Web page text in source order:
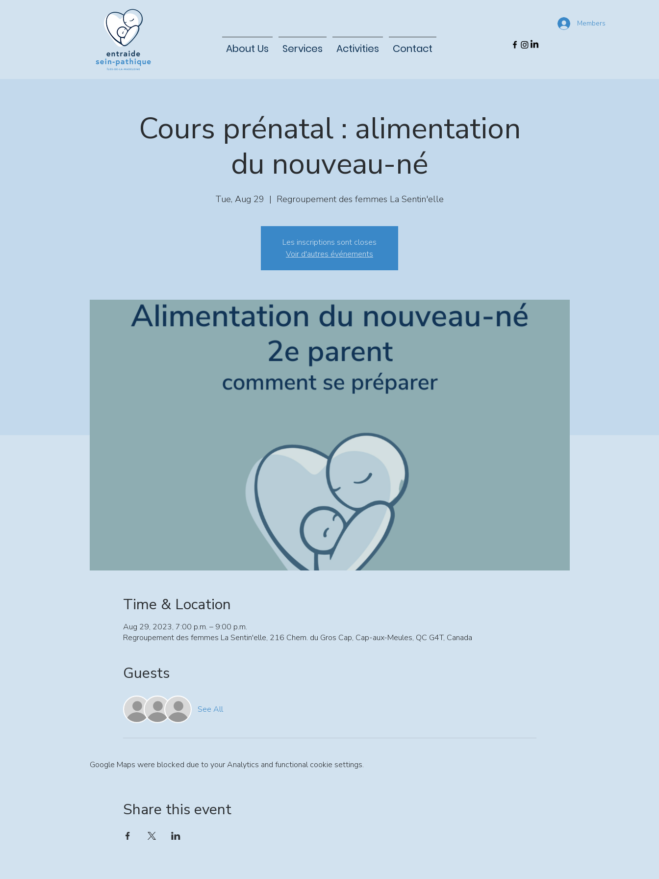
About Us Services Activities Contact
Members
Cours prénatal : alimentation
du nouveau-né
Tue, Aug 29
  |
Regroupement des femmes La Sentin'elle
Les inscriptions sont closes
Voir d'autres événements
Time & Location
Aug 29, 2023, 7:00 p.m. – 9:00 p.m.
Regroupement des femmes La Sentin'elle, 216 Chem. du Gros Cap, Cap-aux-Meules, QC G4T, Canada
Guests
See All
Google Maps were blocked due to your Analytics and functional cookie settings.
Share this event